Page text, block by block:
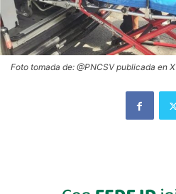
Foto tomada de: @PNCSV publicada en X